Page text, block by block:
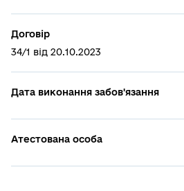
Договір
34/1 від 20.10.2023
Дата виконання забов'язання
Атестована особа